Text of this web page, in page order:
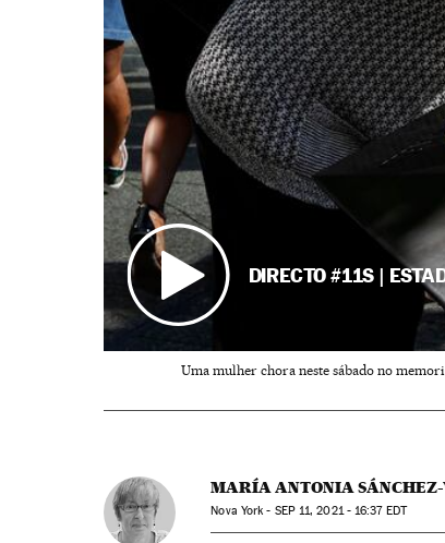
DIRECTO #11S |
Uma mulher chora neste sábado no
MARÍA ANTONIA
Nova York - SEP11, 2021 - 16:37EDT